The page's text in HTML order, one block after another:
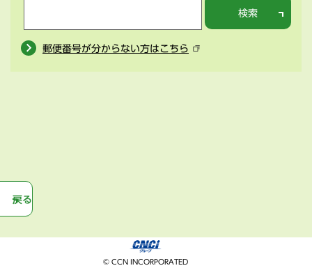
検索
郵便番号が分からない方はこちら
戻る
© CCN INCORPORATED